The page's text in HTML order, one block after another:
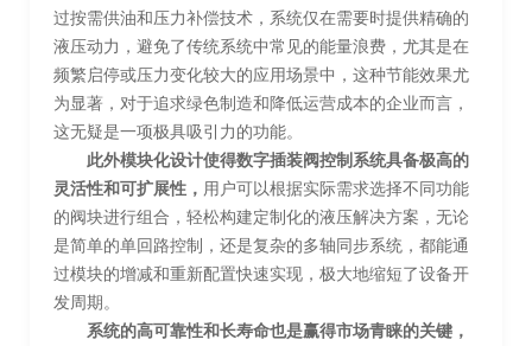
过按需供油和压力补偿技术，系统仅在需要时提供精确的
液压动力，避免了传统系统中常见的能量浪费，尤其是在
频繁启停或压力变化较大的应用场景中，这种节能效果尤
为显著，对于追求绿色制造和降低运营成本的企业而言，
这无疑是一项极具吸引力的功能。
此外模块化设计使得数字插装阀控制系统具备极高的
灵活性和可扩展性， 用户可以根据实际需求选择不同功能
的阀块进行组合，轻松构建定制化的液压解决方案，无论
是简单的单回路控制，还是复杂的多轴同步系统，都能通
过模块的增减和重新配置快速实现，极大地缩短了设备开
发周期。
系统的高可靠性和长寿命也是赢得市场青睐的关键，